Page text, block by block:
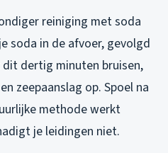
reiniging met soda
soda in de afvoer, gevolgd
dertig minuten bruisen,
zeepaanslag op. Spoel na
methode werkt
je leidingen niet.